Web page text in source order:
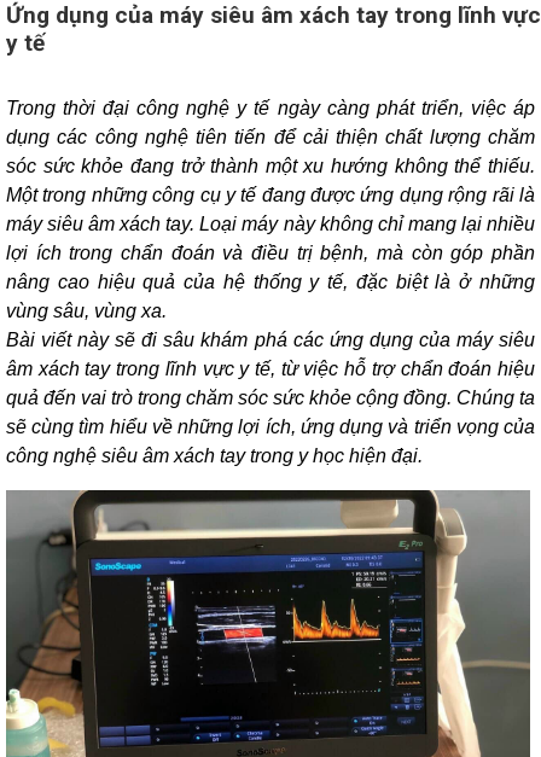
Ứng dụng của máy siêu âm xách tay trong lĩnh vực
y tế
Trong thời đại công nghệ y tế ngày càng phát triển, việc áp
dụng các công nghệ tiên tiến để cải thiện chất lượng chăm
sóc sức khỏe đang trở thành một xu hướng không thể thiếu.
Một trong những công cụ y tế đang được ứng dụng rộng rãi là
máy siêu âm xách tay. Loại máy này không chỉ mang lại nhiều
lợi ích trong chẩn đoán và điều trị bệnh, mà còn góp phần
nâng cao hiệu quả của hệ thống y tế, đặc biệt là ở những
vùng sâu, vùng xa.
Bài viết này sẽ đi sâu khám phá các ứng dụng của máy siêu
âm xách tay trong lĩnh vực y tế, từ việc hỗ trợ chẩn đoán hiệu
quả đến vai trò trong chăm sóc sức khỏe cộng đồng. Chúng ta
sẽ cùng tìm hiểu về những lợi ích, ứng dụng và triển vọng của
công nghệ siêu âm xách tay trong y học hiện đại.